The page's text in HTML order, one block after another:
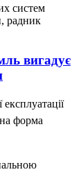
систем
радник
вигадує
форма